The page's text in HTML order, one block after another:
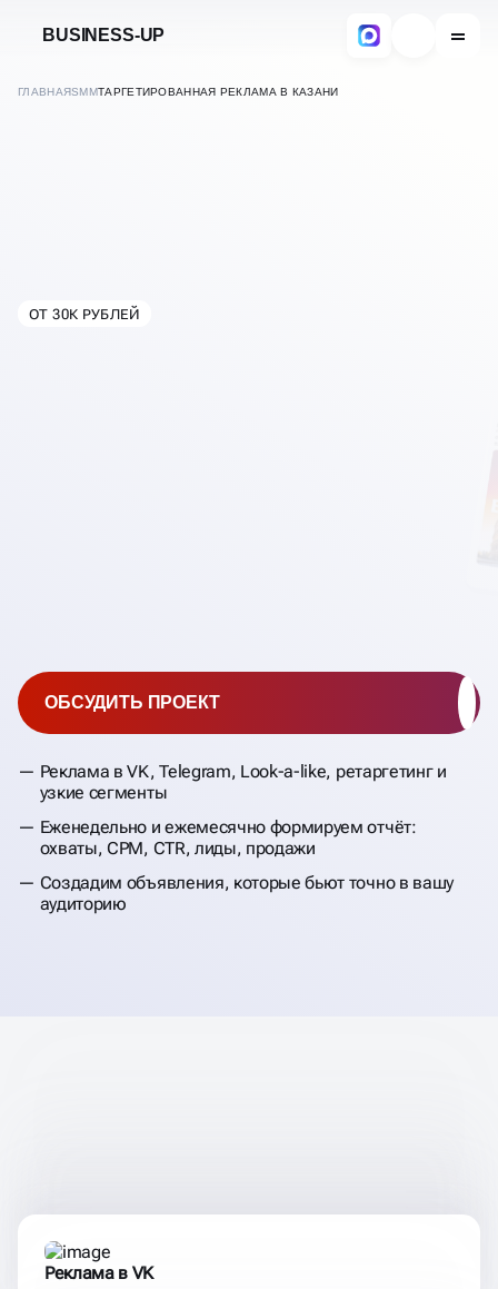
BUSINESS-UP
ГЛАВНАЯSMMТАРГЕТИРОВАННАЯ РЕКЛАМА В КАЗАНИ
ОТ 30К РУБЛЕЙ
Реклама в VK, Telegram, Look-a-like, ретаргетинг и
узкие сегменты
Еженедельно и ежемесячно формируем отчёт:
охваты, CPM, CTR, лиды, продажи
Создадим объявления, которые бьют точно в вашу
аудиторию
ОБСУДИТЬ ПРОЕКТ
ДЕЙСТВИТЕЛЬНО ЕСТЬ
Реклама в VK